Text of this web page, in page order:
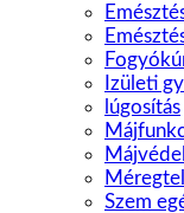
Izületi
lúgosítás
Szem